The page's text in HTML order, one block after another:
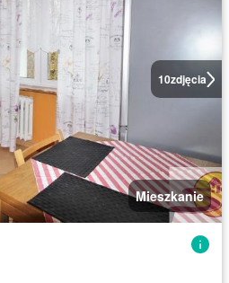
10zdjęcia
Mieszkanie